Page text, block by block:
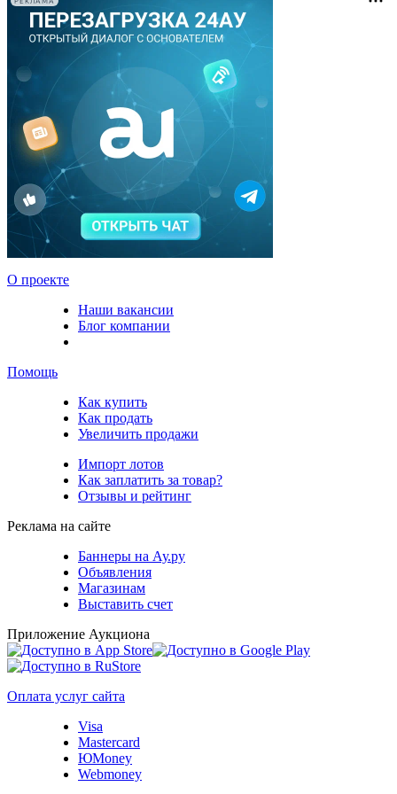
О проекте
Наши вакансии
Блог компании
Помощь
Как купить
Как продать
Увеличить продажи
Импорт лотов
Как заплатить за товар?
Отзывы и рейтинг
Реклама на сайте
Баннеры на Ау.ру
Объявления
Магазинам
Выставить счет
Приложение Аукциона
Оплата услуг сайта
Visa
Mastercard
ЮMoney
Webmoney